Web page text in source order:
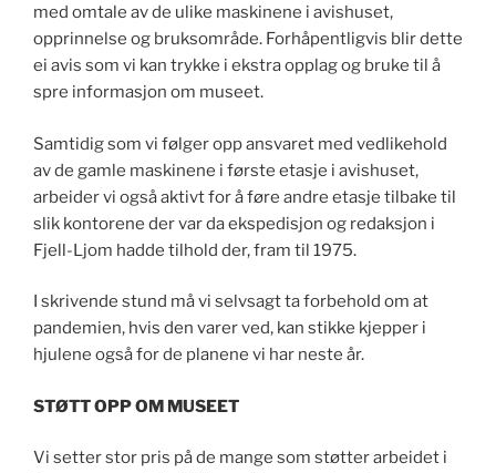
med omtale av de ulike maskinene i avishuset,
opprinnelse og bruksområde. Forhåpentligvis blir dette
ei avis som vi kan trykke i ekstra opplag og bruke til å
spre informasjon om museet.
Samtidig som vi følger opp ansvaret med vedlikehold
av de gamle maskinene i første etasje i avishuset,
arbeider vi også aktivt for å føre andre etasje tilbake til
slik kontorene der var da ekspedisjon og redaksjon i
Fjell-Ljom hadde tilhold der, fram til 1975.
I skrivende stund må vi selvsagt ta forbehold om at
pandemien, hvis den varer ved, kan stikke kjepper i
hjulene også for de planene vi har neste år.
STØTT OPP OM MUSEET
Vi setter stor pris på de mange som støtter arbeidet i